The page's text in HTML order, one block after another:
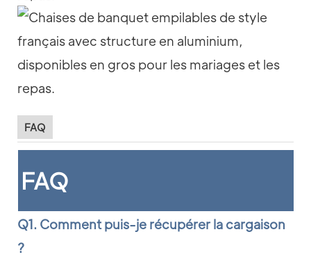
FAQ
FAQ
Q1. Comment puis-je récupérer la cargaison
?